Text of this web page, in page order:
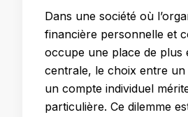
Dans une société où
financière personnelle et
occupe une place de plus
centrale, le choix entre
un compte individuel
particulière. Ce dilemme